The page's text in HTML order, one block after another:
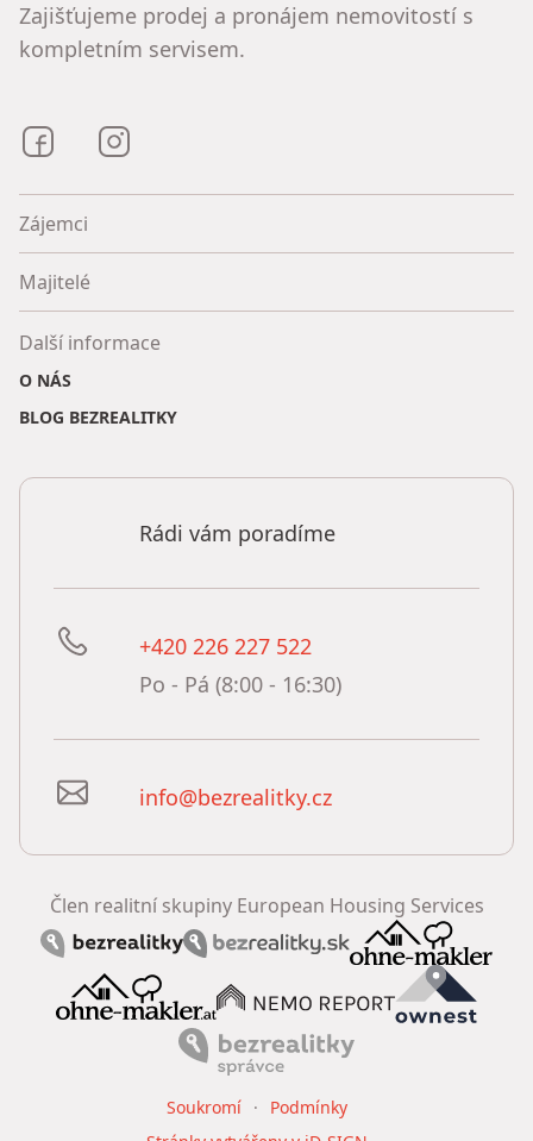
Zajišťujeme prodej a pronájem nemovitostí s
kompletním servisem.
Bezrealitky na Facebooku
Zájemci
Majitelé
Další informace
O NÁS
BLOG BEZREALITKY
Rádi vám poradíme
+420 226 227 522
Po - Pá (8:00 - 16:30)
info@bezrealitky.cz
Člen realitní skupiny European Housing Services
Soukromí
Podmínky